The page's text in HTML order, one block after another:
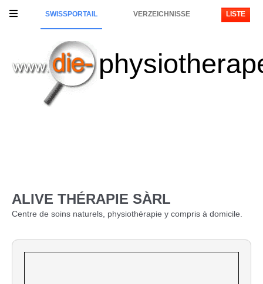
SWISSPORTAIL VERZEICHNISSE LISTE
ALIVE THÉRAPIE SÀRL
Centre de soins naturels, physiothérapie y compris à domicile.